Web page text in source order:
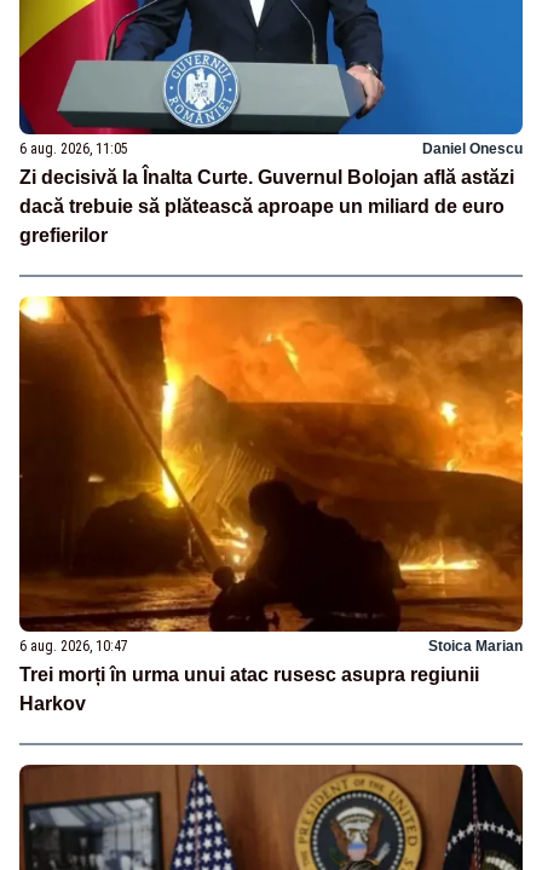
6 aug. 2026, 11:05 Daniel Onescu
Zi decisivă la Înalta Curte. Guvernul Bolojan află astăzi
dacă trebuie să plătească aproape un miliard de euro
grefierilor
6 aug. 2026, 10:47 Stoica Marian
Trei morți în urma unui atac rusesc asupra regiunii
Harkov